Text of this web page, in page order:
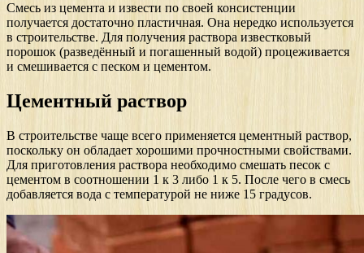
Смесь из цемента и извести по своей консистенции
получается достаточно пластичная. Она нередко используется
в строительстве. Для получения раствора известковый
порошок (разведённый и погашенный водой) процеживается
и смешивается с песком и цементом.
Цементный раствор
В строительстве чаще всего применяется цементный раствор,
поскольку он обладает хорошими прочностными свойствами.
Для приготовления раствора необходимо смешать песок с
цементом в соотношении 1 к 3 либо 1 к 5. После чего в смесь
добавляется вода с температурой не ниже 15 градусов.